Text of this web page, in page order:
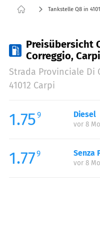
Tankstelle Q8 in
Preisübersicht
Correggio, Carpi
Strada Provinciale Di
41012 Carpi
1.759 Diesel
vor 8
1.779 Senza
vor 8